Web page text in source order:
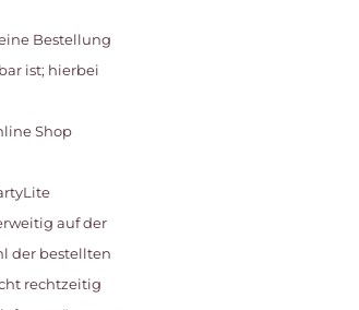
Bestellung
ist; hierbei
Shop
auf der
der bestellten
rechtzeitig